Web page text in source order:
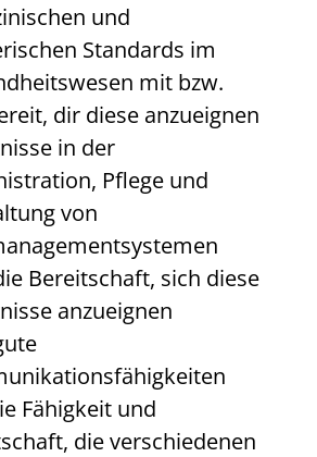
und
Standards im
mit bzw.
dir diese anzueignen
in der
Pflege und
von
Bereitschaft, sich diese
anzueignen
Fähigkeit und
die verschiedenen